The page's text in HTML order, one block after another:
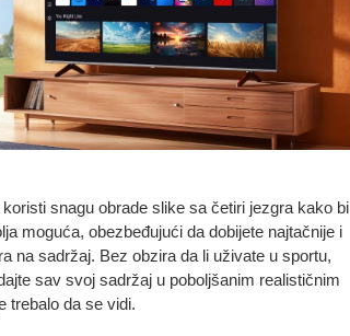
snagu obrade slike sa četiri jezgra kako bi
moguća, obezbeđujući da dobijete najtačnije i
na sadržaj. Bez obzira da li uživate u sportu,
sav svoj sadržaj u poboljšanim realističnim
trebalo da se vidi.